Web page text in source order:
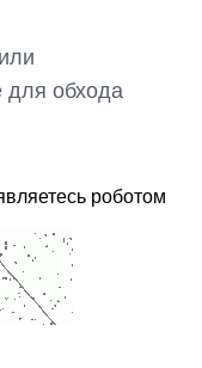
для обхода
роботом